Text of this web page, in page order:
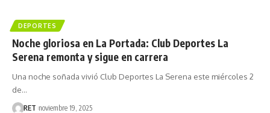
DEPORTES
Noche gloriosa en La Portada: Club Deportes La
Serena remonta y sigue en carrera
Una noche soñada vivió Club Deportes La Serena este miércoles 2
de…
RET noviembre 19, 2025